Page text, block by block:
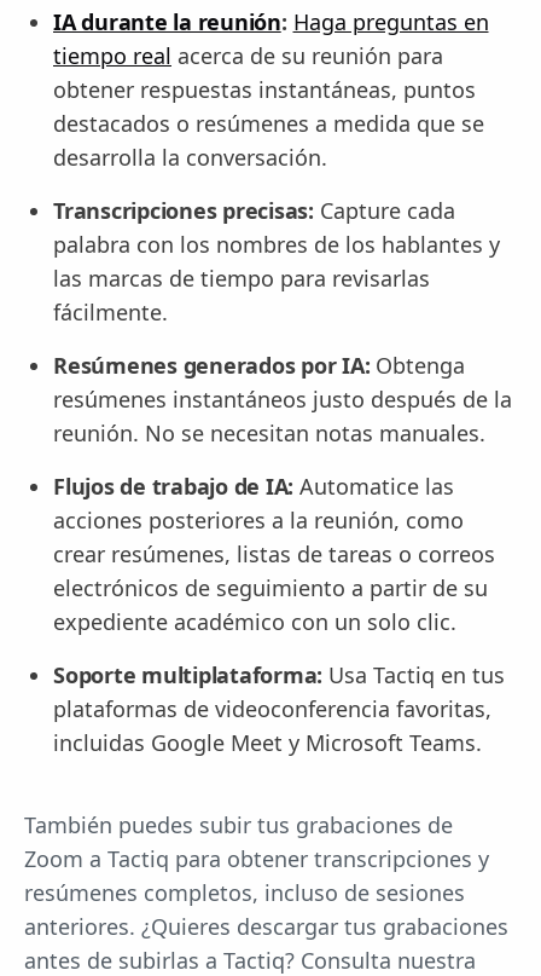
IA durante la reunión: Haga preguntas en
tiempo real acerca de su reunión para
obtener respuestas instantáneas, puntos
destacados o resúmenes a medida que se
desarrolla la conversación.
Transcripciones precisas: Capture cada
palabra con los nombres de los hablantes y
las marcas de tiempo para revisarlas
fácilmente.
Resúmenes generados por IA: Obtenga
resúmenes instantáneos justo después de la
reunión. No se necesitan notas manuales.
Flujos de trabajo de IA: Automatice las
acciones posteriores a la reunión, como
crear resúmenes, listas de tareas o correos
electrónicos de seguimiento a partir de su
expediente académico con un solo clic.
Soporte multiplataforma: Usa Tactiq en tus
plataformas de videoconferencia favoritas,
incluidas Google Meet y Microsoft Teams.
También puedes subir tus grabaciones de
Zoom a Tactiq para obtener transcripciones y
resúmenes completos, incluso de sesiones
anteriores. ¿Quieres descargar tus grabaciones
antes de subirlas a Tactiq? Consulta nuestra